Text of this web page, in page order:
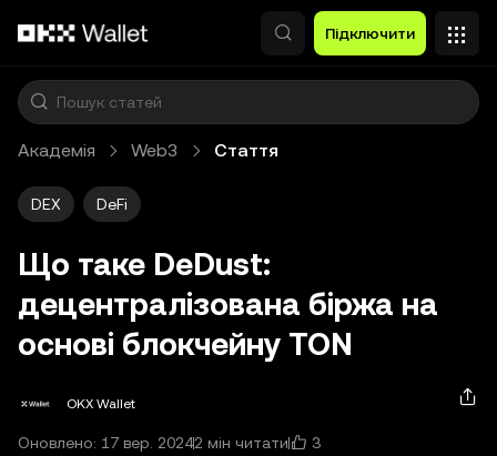
Підключити
Академія Web3 Стаття
DEX DeFi
Що таке DeDust:
децентралізована біржа на
основі блокчейну TON
OKX Wallet
Оновлено: 17 вер. 20242 мін читати 3